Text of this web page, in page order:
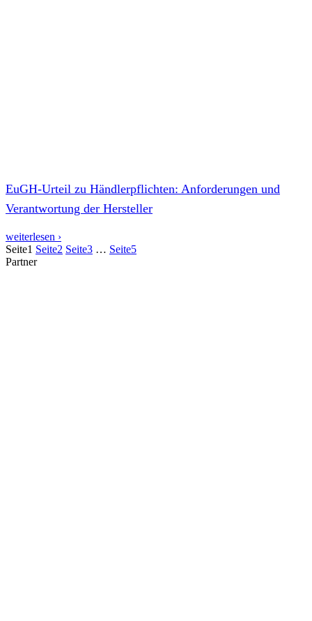
EuGH-Urteil zu Händlerpflichten: Anforderungen und
Verantwortung der Hersteller
weiterlesen ›
Seite1 Seite2 Seite3 … Seite5
Partner